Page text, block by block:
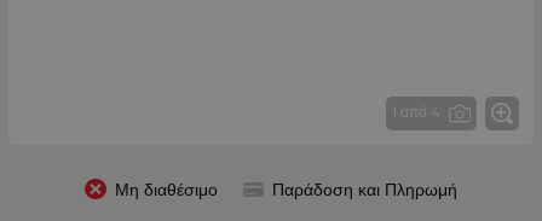
1 από 4
Μη διαθέσιμο Παράδοση και Πληρωμή